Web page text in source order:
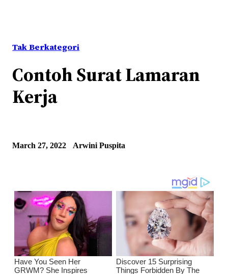
Tak Berkategori
Contoh Surat Lamaran
Kerja
March 27, 2022 Arwini Puspita